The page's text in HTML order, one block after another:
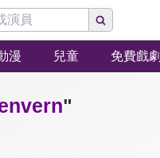
漫 兒童 免費戲劇
"